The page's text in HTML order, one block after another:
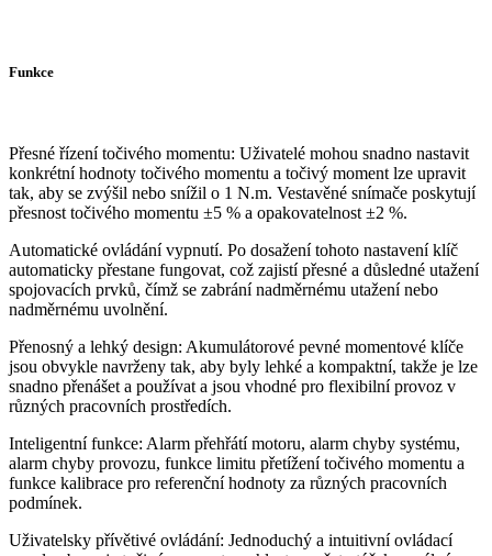
Funkce
Přesné řízení točivého momentu: Uživatelé mohou snadno nastavit
konkrétní hodnoty točivého momentu a točivý moment lze upravit
tak, aby se zvýšil nebo snížil o 1 N.m. Vestavěné snímače poskytují
přesnost točivého momentu ±5 % a opakovatelnost ±2 %.
Automatické ovládání vypnutí. Po dosažení tohoto nastavení klíč
automaticky přestane fungovat, což zajistí přesné a důsledné utažení
spojovacích prvků, čímž se zabrání nadměrnému utažení nebo
nadměrnému uvolnění.
Přenosný a lehký design: Akumulátorové pevné momentové klíče
jsou obvykle navrženy tak, aby byly lehké a kompaktní, takže je lze
snadno přenášet a používat a jsou vhodné pro flexibilní provoz v
různých pracovních prostředích.
Inteligentní funkce: Alarm přehřátí motoru, alarm chyby systému,
alarm chyby provozu, funkce limitu přetížení točivého momentu a
funkce kalibrace pro referenční hodnoty za různých pracovních
podmínek.
Uživatelsky přívětivé ovládání: Jednoduchý a intuitivní ovládací